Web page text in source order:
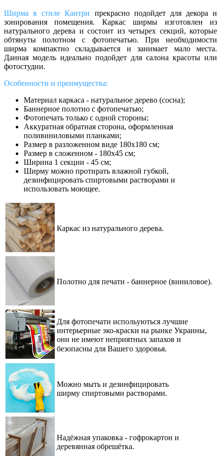
Ширма в стиле Кантри прекрасно подойдет для декора и
зонирования помещения. Каркас ширмы изготовлен из
натурального дерева и состоит из четырех секций, которые
обтянуты полотном с фотопечатью. При необходимости
ширма компактно складывается и занимает мало места.
Данная модель идеально подойдет для салона красоты или
фотостудии.
Особенности и преимущества:
Материал каркаса - натуральное дерево (сосна);
Баннерное полотно с фотопечатью;
Фотопечать только с одной стороны;
Аккуратная обратная сторона, оформленная
поливиниловыми планками;
Размер в разложенном виде 180х180 см;
Размер в сложенном - 180х45 см;
Ширина 1 секции - 45 см;
Ширму можно протирать влажной губкой,
дезинфицировать спиртовыми растворами и
использовать моющее.
Каркас из натурального дерева.
Полотно для печати - баннерное (виниловое).
Для фотопечати испольуються лучшие
интерьерные эко-краски на рынке Украины,
они не имеют неприятных запахов и
безопасны для Вашего здоровья.⠀
Можно мыть и дезинфицировать
ширму спиртовыми растворами.
Надёжная упаковка - гофрокартон и
деревянная обрешётка.